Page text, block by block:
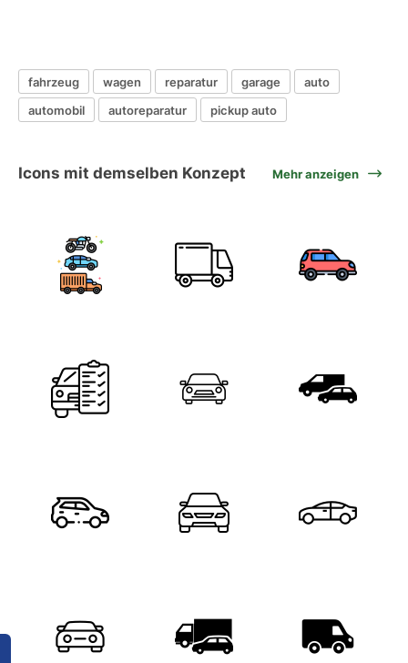
fahrzeug wagen reparatur garage
auto
automobil
autoreparatur pickup auto
Icons mit demselben Konzept Mehr anzeigen